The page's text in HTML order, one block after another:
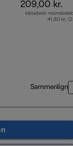
209,00 kr.
Inkluderet
41,80 kr.
Sammenlign